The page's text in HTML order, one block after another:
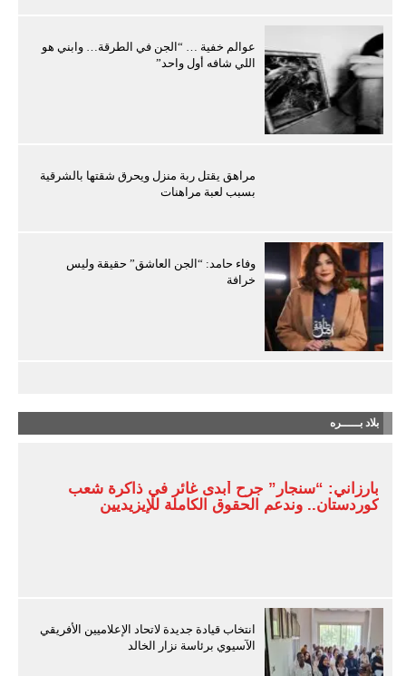
عوالم خفية … “الجن في الطرقة… وابني هو
اللي شافه أول واحد”
مراهق يقتل ربة منزل ويحرق شقتها بالشرقية
بسبب لعبة مراهنات
وفاء حامد: “الجن العاشق” حقيقة وليس
خرافة
بلاد بـــــره
بارزاني: “سنجار” جرح أبدى غائر في ذاكرة شعب
كوردستان.. وندعم الحقوق الكاملة للإيزيديين
انتخاب قيادة جديدة لاتحاد الإعلاميين الأفريقي
الآسيوي برئاسة نزار الخالد